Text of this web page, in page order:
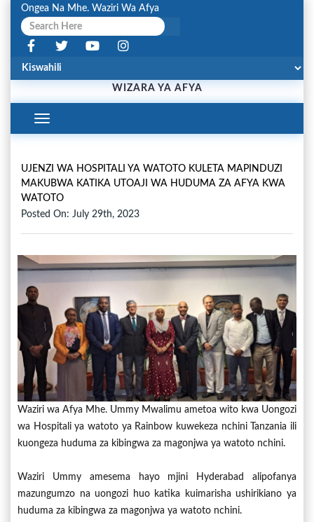
Ongea Na Mhe. Waziri Wa Afya
WIZARA YA AFYA
Toggle
Navigation
UJENZI WA HOSPITALI YA WATOTO KULETA MAPINDUZI
MAKUBWA KATIKA UTOAJI WA HUDUMA ZA AFYA KWA
WATOTO
Posted On: July 29th, 2023
Waziri wa Afya Mhe. Ummy Mwalimu ametoa wito kwa Uongozi
wa Hospitali ya watoto ya Rainbow kuwekeza nchini Tanzania ili
kuongeza huduma za kibingwa za magonjwa ya watoto nchini.
Waziri Ummy amesema hayo mjini Hyderabad alipofanya
mazungumzo na uongozi huo katika kuimarisha ushirikiano ya
huduma za kibingwa za magonjwa ya watoto nchini.